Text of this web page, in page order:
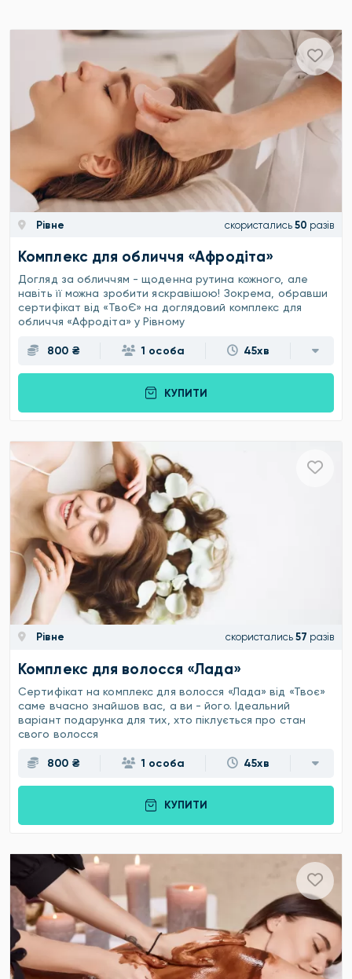
Рівне скористались 50 разів
Комплекс для обличчя «Афродіта»
Догляд за обличчям - щоденна рутина кожного, але
навіть її можна зробити яскравішою! Зокрема, обравши
сертифікат від «ТвоЄ» на доглядовий комплекс для
обличчя «Афродіта» у Рівному
800 ₴ 1 особа 45хв
КУПИТИ
Рівне скористались 57 разів
Комплекс для волосся «Лада»
Сертифікат на комплекс для волосся «Лада» від «Твоє»
саме вчасно знайшов вас, а ви - його. Ідеальний
варіант подарунка для тих, хто піклується про стан
свого волосся
800 ₴ 1 особа 45хв
КУПИТИ